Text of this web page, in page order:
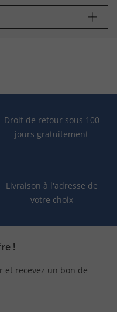
Droit de retour sous 100
jours gratuitement
Livraison à l'adresse de
votre choix
!
et recevez un bon de